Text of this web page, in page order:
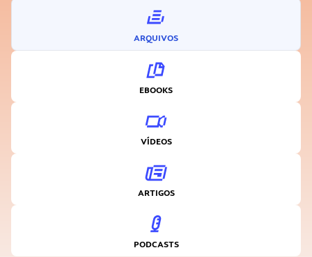
ARQUIVOS
EBOOKS
VÍDEOS
ARTIGOS
PODCASTS